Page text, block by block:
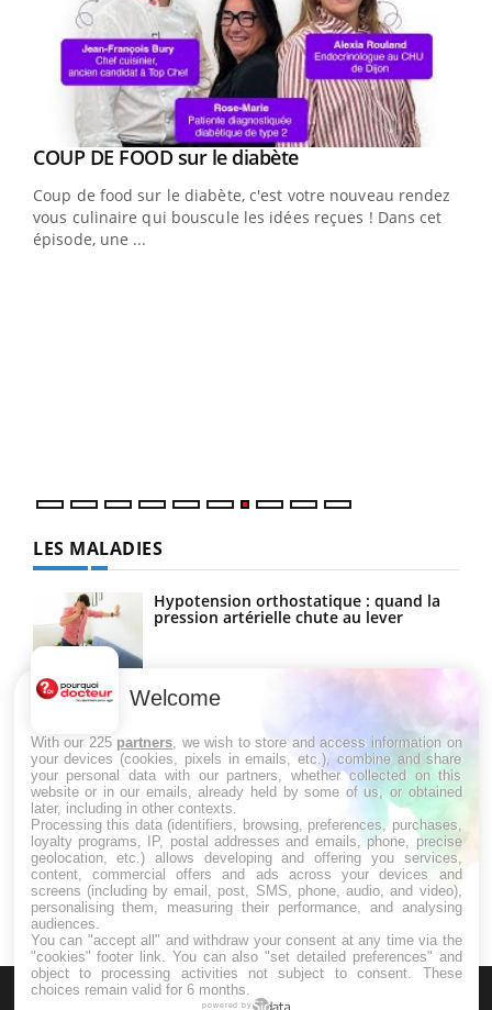
Youtube
COUP DE FOOD sur le diabèteYoutube
Coup de food sur le diabète, c'est votre nouveau rendez-
vous culinaire qui bouscule les idées reçues ! Dans cet
épisode, une ...
LES MALADIES
Hypotension orthostatique : quand la
pression artérielle chute au lever
Drépanocytose : une déformation des
globules rouges aux conséquences
Maladie de Charcot (Sclérose latérale
amyotrophique)
Welcome
With our 225 partners , we wish to store and access information on
your devices (cookies, pixels in emails, etc.), combine and share
your personal data with our partners, whether collected on this
website or in our emails, already held by some of us, or obtained
later, including in other contexts.
Processing this data (identifiers, browsing, preferences, purchases,
loyalty programs, IP, postal addresses and emails, phone, precise
geolocation, etc.) allows developing and offering you services,
content, commercial offers and ads across your devices and
screens (including by email, post, SMS, phone, audio, and video),
personalising them, measuring their performance, and analysing
audiences.
You can "accept all" and withdraw your consent at any time via the
"cookies" footer link . You can also "set detailed preferences" and
object to processing activities not subject to consent. These
choices remain valid for 6 months.
powered by